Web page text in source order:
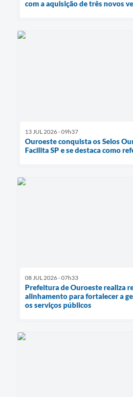
com a aquisição de três novos
13 JUL 2026 - 09h37
Ouroeste conquista os Selos
Facilita SP e se destaca como
08 JUL 2026 - 07h33
Prefeitura de Ouroeste realiza
alinhamento para fortalecer a
os serviços públicos